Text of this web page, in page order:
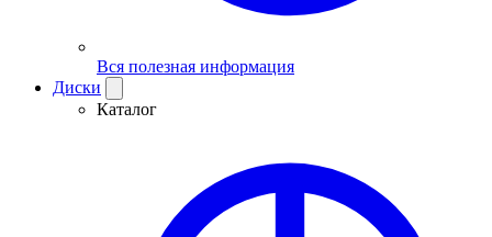
Вся полезная информация
Диски
Каталог